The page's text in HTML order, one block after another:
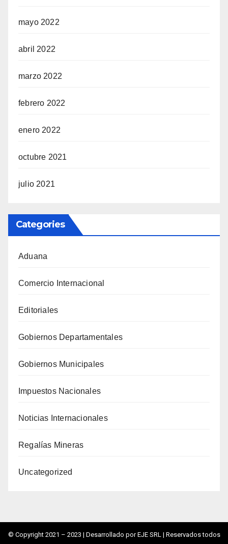
mayo 2022
abril 2022
marzo 2022
febrero 2022
enero 2022
octubre 2021
julio 2021
Categories
Aduana
Comercio Internacional
Editoriales
Gobiernos Departamentales
Gobiernos Municipales
Impuestos Nacionales
Noticias Internacionales
Regalías Mineras
Uncategorized
© Copyright 2021 – 2023 | Desarrollado por EJE SRL | Reservados todos